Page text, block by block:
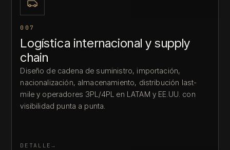
007
Logística internacional y supply
chain
Diseño de cadena de suministro, importación,
nacionalización, almacenamiento, distribución last-
mile y operadores 3PL/4PL en LATAM y EE.UU. con
visibilidad punta a punta.
DETALLE